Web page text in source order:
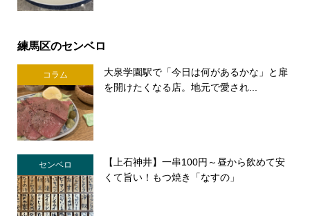
練馬区のセンベロ
コラム
大泉学園駅で「今日は何があるかな」と扉
を開けたくなる店。地元で愛され...
センベロ
【上石神井】一串100円～昼から飲めて安
くて旨い！もつ焼き「なすの」